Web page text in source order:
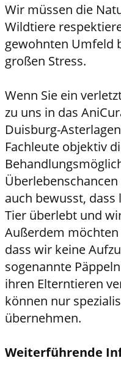
Wir müssen die
Wildtiere
gewohnten Umfeld
großen Stress.
Wenn Sie ein
zu uns in das
Duisburg-
Fachleute objektiv
auch bewusst,
Tier überlebt und
Außerdem
dass wir keine
sogenannte
ihren Elterntieren
können nur
übernehmen.
Weiterführende